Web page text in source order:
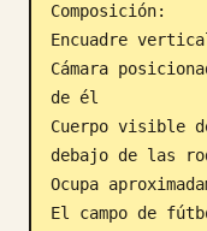
Composición:
Encuadre
Cámara
de él
Cuerpo visible
debajo de las
Ocupa
El campo de